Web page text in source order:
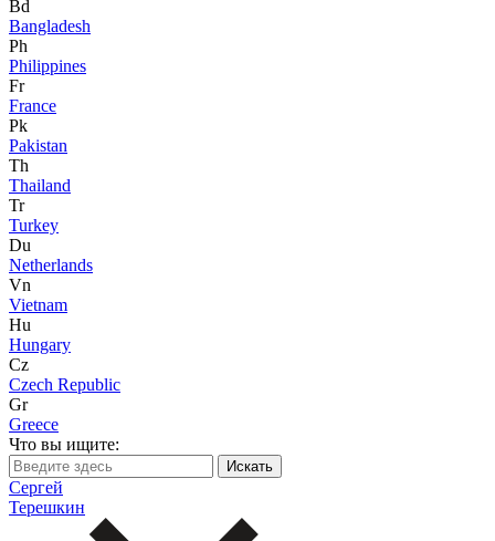
Bd
Bangladesh
Ph
Philippines
Fr
France
Pk
Pakistan
Th
Thailand
Tr
Turkey
Du
Netherlands
Vn
Vietnam
Hu
Hungary
Cz
Czech Republic
Gr
Greece
Что вы ищите:
Сергей
Терешкин